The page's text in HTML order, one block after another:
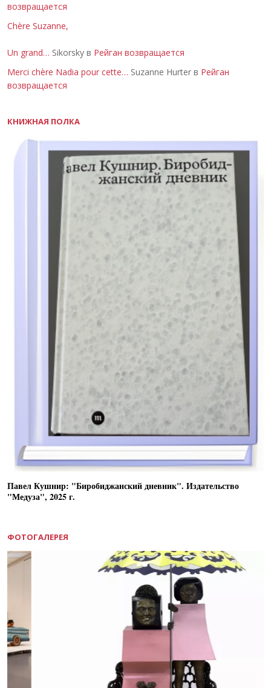
возвращается
Chère Suzanne,
Un grand… Sikorsky в Рейган возвращается
Merci chère Nadia pour cette… Suzanne Hurter в Рейган
возвращается
КНИЖНАЯ ПОЛКА
Павел Кушнир: "Биробиджанский дневник". Издательство
"Медуза", 2025 г.
ФОТОГАЛЕРЕЯ